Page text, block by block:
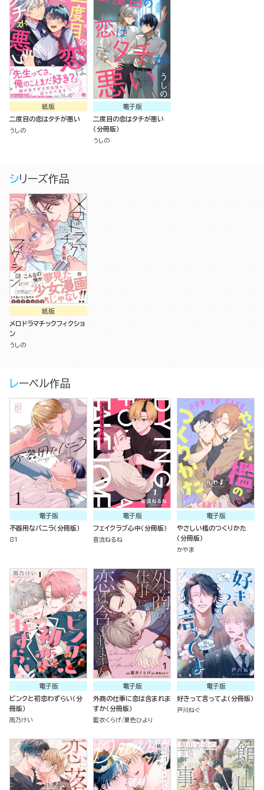
紙版
二度目の恋はタチが悪い
うしの
電子版
二度目の恋はタチが悪い
（分冊版）
うしの
シリーズ作品
紙版
メロドラマチックフィクショ
ン
うしの
レーベル作品
電子版
不器用なバニラ（分冊版）
81
電子版
フェイクラブ心中（分冊版）
音流ねるね
電子版
やさしい檻のつくりかた
（分冊版）
かやま
電子版
ピンクと初恋わずらい（分
冊版）
雨乃けい
電子版
外商の仕事に恋は含まれま
すか（分冊版）
藍衣くらげ 夏色ひより
電子版
好きって言ってよ（分冊版）
戸川ねぐ